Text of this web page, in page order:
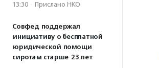
13:30 · Прислано НКО
Совфед поддержал
инициативу о бесплатной
юридической помощи
сиротам старше 23 лет